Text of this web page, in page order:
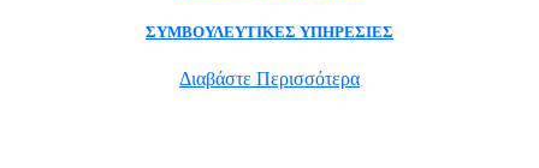
ΣΥΜΒΟΥΛΕΥΤΙΚΕΣ ΥΠΗΡΕΣΙΕΣ
Διαβάστε Περισσότερα